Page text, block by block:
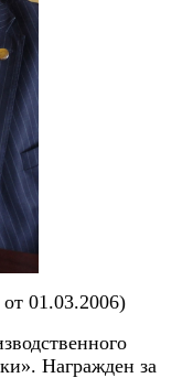
01.03.2006)
Награжден за